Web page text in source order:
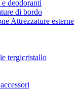
deodoranti
di bordo
Attrezzature esterne
tergicristallo